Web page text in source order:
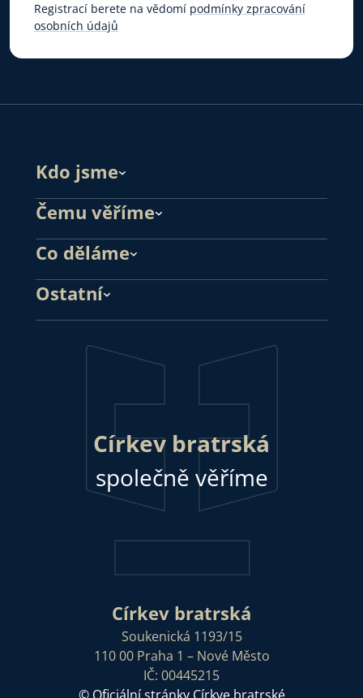
Registrací berete na vědomí podmínky zpracování
osobních údajů
Kdo jsme
Čemu věříme
Co děláme
Ostatní
Církev bratrská
společně věříme
Církev bratrská
Soukenická 1193/15
110 00 Praha 1 – Nové Město
IČ: 00445215